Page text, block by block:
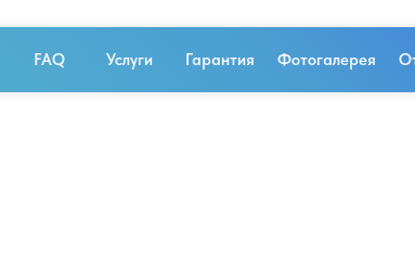
Фотогалерея
Гарантия
Услуги
FAQ